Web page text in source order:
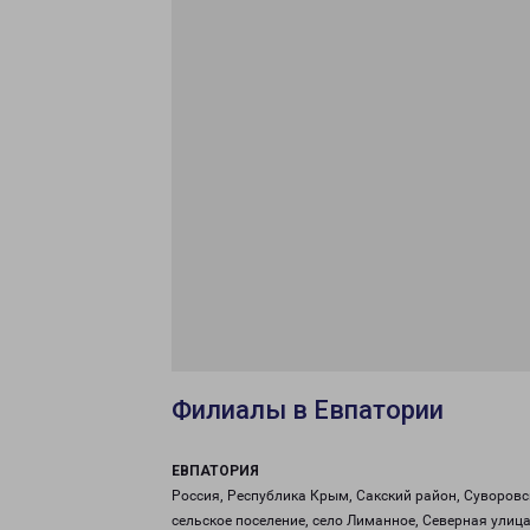
Филиалы в Евпатории
ЕВПАТОРИЯ
Россия, Республика Крым, Сакский район,
сельское поселение, село Лиманное, Северная